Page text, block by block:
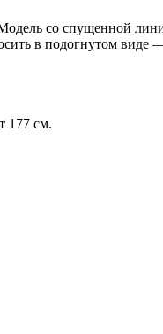
со спущенной
в подогнутом виде
177 см.